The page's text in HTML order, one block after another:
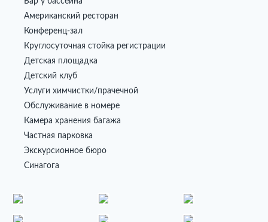
Американский ресторан
Конференц-зал
Круглосуточная стойка регистрации
Детская площадка
Детский клуб
Услуги химчистки/прачечной
Обслуживание в номере
Камера хранения багажа
Частная парковка
Экскурсионное бюро
Синагога